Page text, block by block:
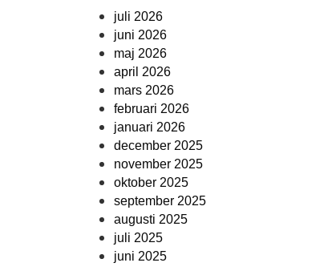
juli 2026
juni 2026
maj 2026
april 2026
mars 2026
februari 2026
januari 2026
december 2025
november 2025
oktober 2025
september 2025
augusti 2025
juli 2025
juni 2025